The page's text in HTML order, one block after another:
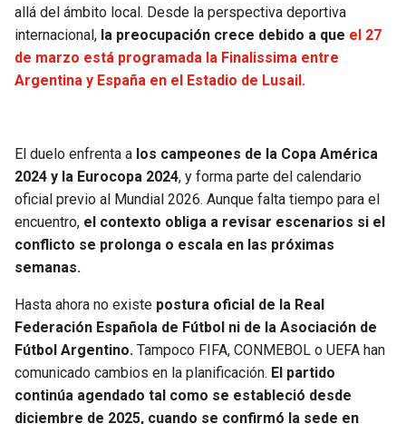
allá del ámbito local. Desde la perspectiva deportiva
internacional, la preocupación crece debido a que el 27
de marzo está programada la Finalissima entre
Argentina y España en el Estadio de Lusail.
El duelo enfrenta a los campeones de la Copa América
2024 y la Eurocopa 2024, y forma parte del calendario
oficial previo al Mundial 2026. Aunque falta tiempo para el
encuentro, el contexto obliga a revisar escenarios si el
conflicto se prolonga o escala en las próximas
semanas.
Hasta ahora no existe postura oficial de la Real
Federación Española de Fútbol ni de la Asociación de
Fútbol Argentino. Tampoco FIFA, CONMEBOL o UEFA han
comunicado cambios en la planificación. El partido
continúa agendado tal como se estableció desde
diciembre de 2025, cuando se confirmó la sede en